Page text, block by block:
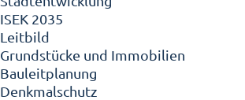
ISEK 2035
Leitbild
Grundstücke und Immobilien
Bauleitplanung
Denkmalschutz